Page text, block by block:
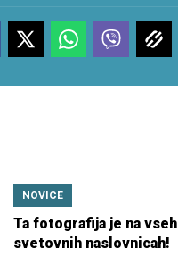
NOVICE
Ta fotografija je na vseh
svetovnih naslovnicah!